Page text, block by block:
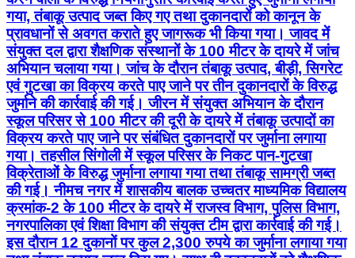
गया, तंबाकू उत्पाद जब्त किए गए तथा दुकानदारों को कानून के
प्रावधानों से अवगत कराते हुए जागरूक भी किया गया। जावद में
संयुक्त दल द्वारा शैक्षणिक संस्थानों के 100 मीटर के दायरे में जांच
अभियान चलाया गया। जांच के दौरान तंबाकू उत्पाद, बीड़ी, सिगरेट
एवं गुटखा का विक्रय करते पाए जाने पर तीन दुकानदारों के विरुद्ध
जुर्माने की कार्रवाई की गई। जीरन में संयुक्त अभियान के दौरान
स्कूल परिसर से 100 मीटर की दूरी के दायरे में तंबाकू उत्पादों का
विक्रय करते पाए जाने पर संबंधित दुकानदारों पर जुर्माना लगाया
गया। तहसील सिंगोली में स्कूल परिसर के निकट पान-गुटखा
विक्रेताओं के विरुद्ध जुर्माना लगाया गया तथा तंबाकू सामग्री जब्त
की गई। नीमच नगर में शासकीय बालक उच्चतर माध्यमिक विद्यालय
क्रमांक-2 के 100 मीटर के दायरे में राजस्व विभाग, पुलिस विभाग,
नगरपालिका एवं शिक्षा विभाग की संयुक्त टीम द्वारा कार्रवाई की गई।
इस दौरान 12 दुकानों पर कुल 2,300 रुपये का जुर्माना लगाया गया